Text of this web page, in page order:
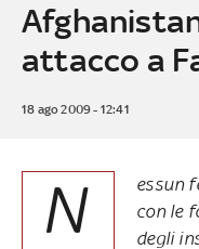
attacco a
18 ago 2009 - 12:41
N
essun
con le
degli